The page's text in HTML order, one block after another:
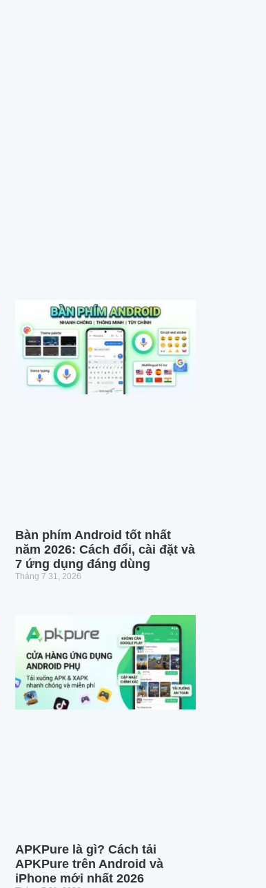
Bàn phím Android tốt nhất
năm 2026: Cách đổi, cài đặt và
7 ứng dụng đáng dùng
Tháng 7 31, 2026
APKPure là gì? Cách tải
APKPure trên Android và
iPhone mới nhất 2026